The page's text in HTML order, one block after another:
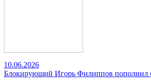
10.06.2026
Блокирующий Игорь Филиппов пополнил